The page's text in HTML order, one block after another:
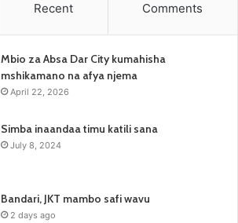
Recent Comments
Mbio za Absa Dar City kumahisha
mshikamano na afya njema
April 22, 2026
Simba inaandaa timu katili sana
July 8, 2024
Bandari, JKT mambo safi wavu
2 days ago